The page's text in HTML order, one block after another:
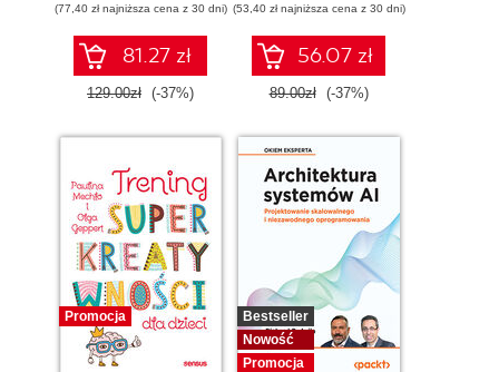
(77,40 zł najniższa cena z 30 dni)
81.27 zł
129.00zł (-37%)
(53,40 zł najniższa cena z 30 dni)
56.07 zł
89.00zł (-37%)
Promocja
Bestseller
Nowość
Promocja